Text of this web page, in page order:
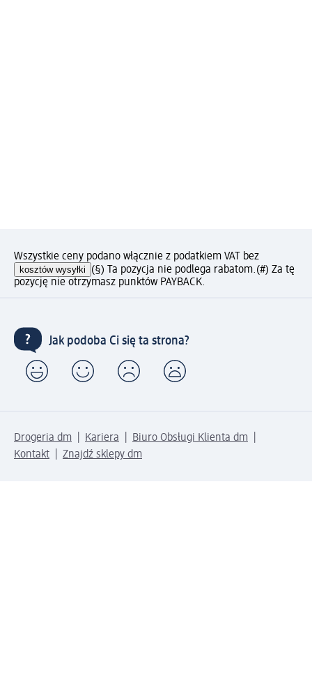
Wszystkie ceny podano włącznie z podatkiem VAT bez
kosztów wysyłki (§) Ta pozycja nie podlega rabatom.(#) Za tę
pozycję nie otrzymasz punktów PAYBACK.
Jak podoba Ci się ta strona?
Drogeria dm Kariera
Biuro Obsługi Klienta dm
Kontakt
Znajdź sklepy dm